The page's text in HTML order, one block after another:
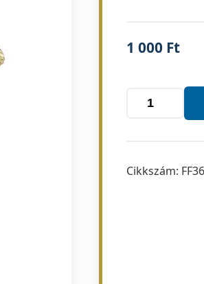
1 000 Ft
Cikkszám: FF36